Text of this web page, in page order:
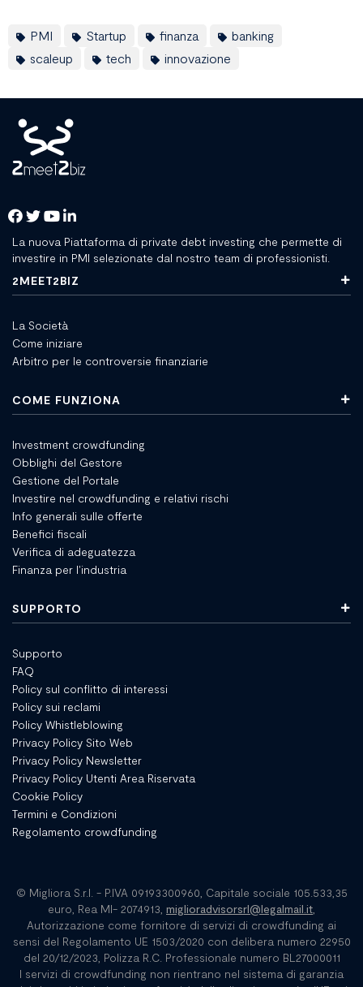
PMI Startup finanza
banking
scaleup
tech innovazione
La nuova Piattaforma di private debt investing che permette di
investire in PMI selezionate dal nostro team di professionisti.
2MEET2BIZ
La Società
Come iniziare
Arbitro per le controversie finanziarie
COME FUNZIONA
Investment crowdfunding
Obblighi del Gestore
Gestione del Portale
Investire nel crowdfunding e relativi rischi
Info generali sulle offerte
Benefici fiscali
Verifica di adeguatezza
Finanza per l'industria
SUPPORTO
Supporto
FAQ
Policy sul conflitto di interessi
Policy sui reclami
Policy Whistleblowing
Privacy Policy Sito Web
Privacy Policy Newsletter
Privacy Policy Utenti Area Riservata
Cookie Policy
Termini e Condizioni
Regolamento crowdfunding
© Migliora S.r.l. - P.IVA 09193300960, Capitale sociale 105.533,35
euro, Rea MI- 2074913, miglioradvisorsrl@legalmail.it
Autorizzazione come fornitore di servizi di crowdfunding ai
sensi del Regolamento UE 1503/2020 con delibera numero 22950
del 20/12/2023, Polizza R.C. Professionale numero BL27000011
I servizi di crowdfunding non rientrano nel sistema di garanzia